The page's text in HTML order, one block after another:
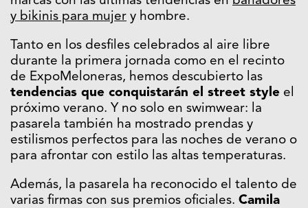
y bikinis para mujer y hombre.
Tanto en los desfiles celebrados al aire libre
durante la primera jornada como en el recinto
de ExpoMeloneras, hemos descubierto las
tendencias que conquistarán el street style el
próximo verano. Y no solo en swimwear: la
pasarela también ha mostrado prendas y
estilismos perfectos para las noches de verano o
para afrontar con estilo las altas temperaturas.
Además, la pasarela ha reconocido el talento de
varias firmas con sus premios oficiales. Camila